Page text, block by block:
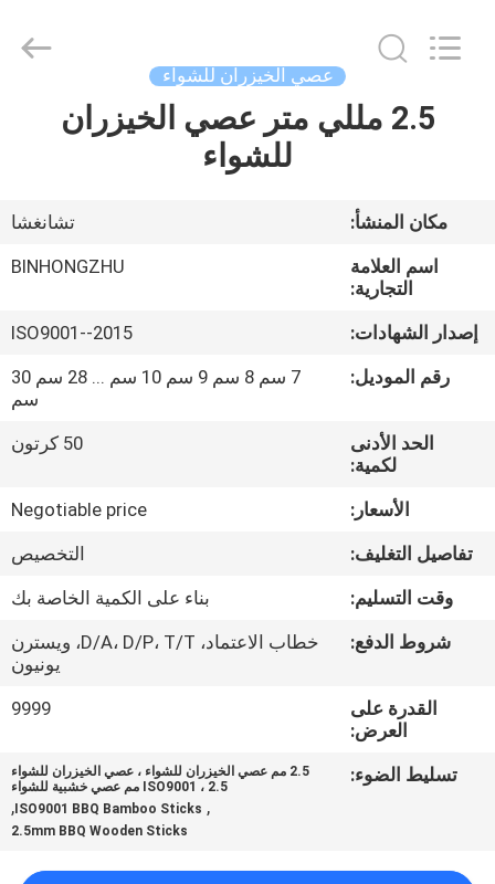
مسكن
معلومات
جولة
المعمل
مراقبة
الجودة
اتصل
عصي الخيزران للشواء
2.5 مللي متر عصي الخيزران
للشواء
مكان المنشأ:
تشانغشا
اسم العلامة
التجارية:
BINHONGZHU
إصدار الشهادات:
ISO9001--2015
رقم الموديل:
7 سم 8 سم 9 سم 10 سم ... 28 سم 30
سم
الحد الأدنى
لكمية:
50 كرتون
الأسعار:
Negotiable price
تفاصيل التغليف:
التخصيص
وقت التسليم:
بناء على الكمية الخاصة بك
شروط الدفع:
خطاب الاعتماد، D/A، D/P، T/T، ويسترن
يونيون
القدرة على
العرض:
9999
تسليط الضوء:
2.5 مم عصي الخيزران للشواء ، عصي الخيزران للشواء
ISO9001 ، 2.5 مم عصي خشبية للشواء
,
ISO9001 BBQ Bamboo Sticks
,
2.5mm BBQ Wooden Sticks